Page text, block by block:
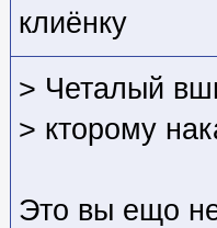
клиёнку
> Четалый
> кторому
Это вы ещо